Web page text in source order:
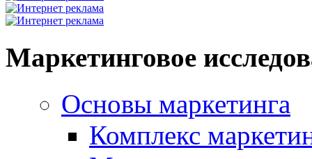
Маркетинговое
Основы маркетинга
Комплекс